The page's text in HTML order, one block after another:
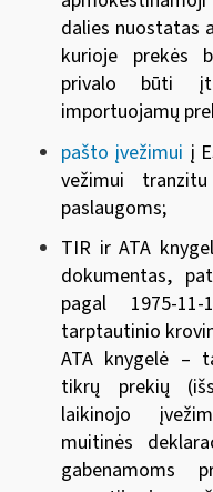
dalies nuostatas
kurioje prekės
privalo būti
importuojamų
pašto įvežimui į
vežimui
paslaugoms;
TIR ir ATA
dokumentas,
pagal 1975-
tarptautinio
ATA knygelė –
tikrų prekių
laikinojo
muitinės
gabenamoms